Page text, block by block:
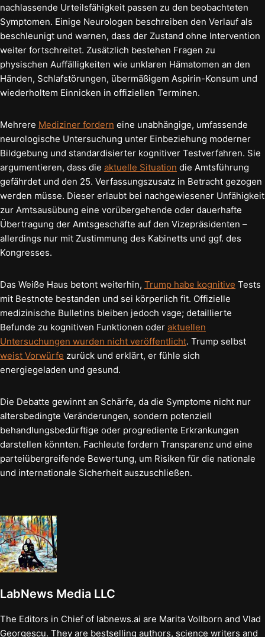
nachlassende Urteilsfähigkeit passen zu den beobachteten
Symptomen. Einige Neurologen beschreiben den Verlauf als
beschleunigt und warnen, dass der Zustand ohne Intervention
weiter fortschreitet. Zusätzlich bestehen Fragen zu
physischen Auffälligkeiten wie unklaren Hämatomen an den
Händen, Schlafstörungen, übermäßigem Aspirin-Konsum und
wiederholtem Einnicken in offiziellen Terminen.
Mehrere Mediziner fordern eine unabhängige, umfassende
neurologische Untersuchung unter Einbeziehung moderner
Bildgebung und standardisierter kognitiver Testverfahren. Sie
argumentieren, dass die aktuelle Situation die Amtsführung
gefährdet und den 25. Verfassungszusatz in Betracht gezogen
werden müsse. Dieser erlaubt bei nachgewiesener Unfähigkeit
zur Amtsausübung eine vorübergehende oder dauerhafte
Übertragung der Amtsgeschäfte auf den Vizepräsidenten –
allerdings nur mit Zustimmung des Kabinetts und ggf. des
Kongresses.
Das Weiße Haus betont weiterhin, Trump habe kognitive Tests
mit Bestnote bestanden und sei körperlich fit. Offizielle
medizinische Bulletins bleiben jedoch vage; detaillierte
Befunde zu kognitiven Funktionen oder aktuellen
Untersuchungen wurden nicht veröffentlicht. Trump selbst
weist Vorwürfe zurück und erklärt, er fühle sich
energiegeladen und gesund.
Die Debatte gewinnt an Schärfe, da die Symptome nicht nur
altersbedingte Veränderungen, sondern potenziell
behandlungsbedürftige oder progrediente Erkrankungen
darstellen könnten. Fachleute fordern Transparenz und eine
parteiübergreifende Bewertung, um Risiken für die nationale
und internationale Sicherheit auszuschließen.
LabNews Media LLC
The Editors in Chief of labnews.ai are Marita Vollborn and Vlad
Georgescu. They are bestselling authors, science writers and